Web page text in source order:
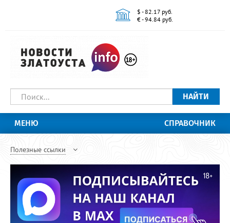
$ - 82.17 руб.
€ - 94.84 руб.
НАЙТИ
МЕНЮ СПРАВОЧНИК
Полезные ссылки